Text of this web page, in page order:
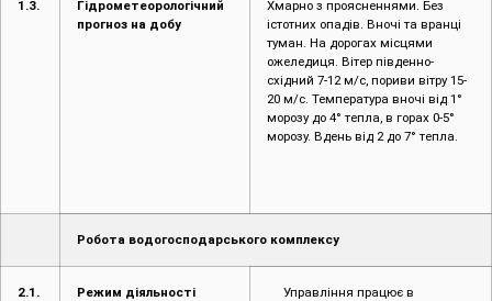
1.3.
Гідрометеорологічний
прогноз на добу
Хмарно з проясненнями. Без
істотних опадів. Вночі та вранці
туман. На дорогах місцями
ожеледиця. Вітер південно-
східний 7-12 м/с, пориви вітру 15-
20 м/с. Температура вночі від 1°
морозу до 4° тепла, в горах 0-5°
морозу. Вдень від 2 до 7° тепла.
Робота водогосподарського комплексу
2.1. Режим діяльності
Управління працює в